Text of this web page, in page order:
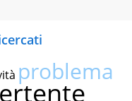
problema